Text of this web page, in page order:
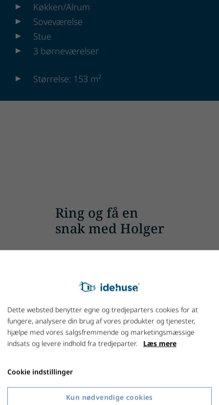
Køkken/Alrum
Soveværelse
Stue
3 børneværelser
Størrelse: 153 m²
Ring og få en
snak med Holger
Dette websted benytter egne og tredjeparters cookies for at
fungere, analysere din brug af vores produkter og tjenester,
hjælpe med vores salgsfremmende og marketingsmæssige
indsats og levere indhold fra tredjeparter. Læs mere
Cookie indstillinger
Kun nødvendige cookies